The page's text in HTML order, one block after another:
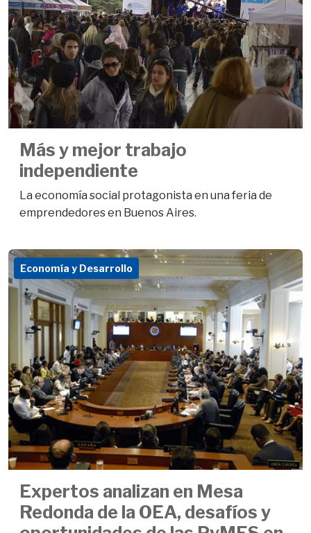
Más y mejor trabajo
independiente
La economía social protagonista en una feria de
emprendedores en Buenos Aires.
Economía y Desarrollo
Expertos analizan en Mesa
Redonda de la OEA, desafíos y